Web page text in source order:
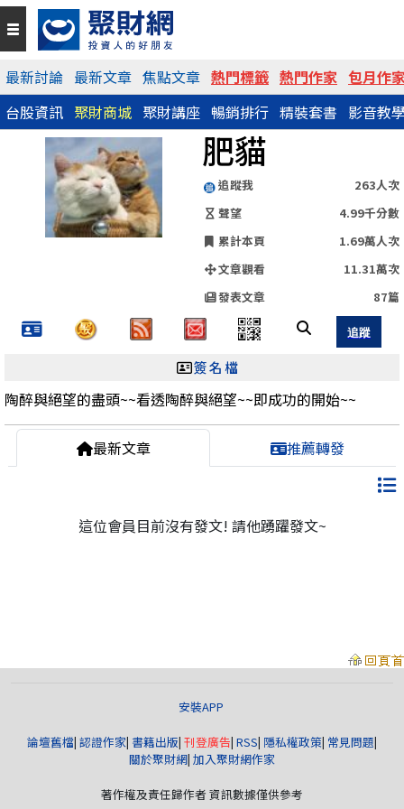
最新討論 最新文章 焦點文章 熱門標籤 熱門作家 包月作
台股資訊 聚財商城 聚財講座 暢銷排行 精裝套書 影音教
肥貓
追蹤我
263人次
聲望
4.99千分數
累計本頁
1.69萬人次
文章觀看
11.31萬次
發表文章
87篇
QR Code
https://www.wearn.com/blog.asp?id=58020
分享網址
簽名檔
陶醉與絕望的盡頭~~看透陶醉與絕望~~即成功的開始~~
最新文章 推薦轉發
這位會員目前沒有發文! 請他踴躍發文~
安裝APP
論壇舊檔| 認證作家| 書籍出版| 刊登廣告| RSS| 隱私權政策| 常見問題|
關於聚財網| 加入聚財網作家
著作權及責任歸作者 資訊數據僅供參考